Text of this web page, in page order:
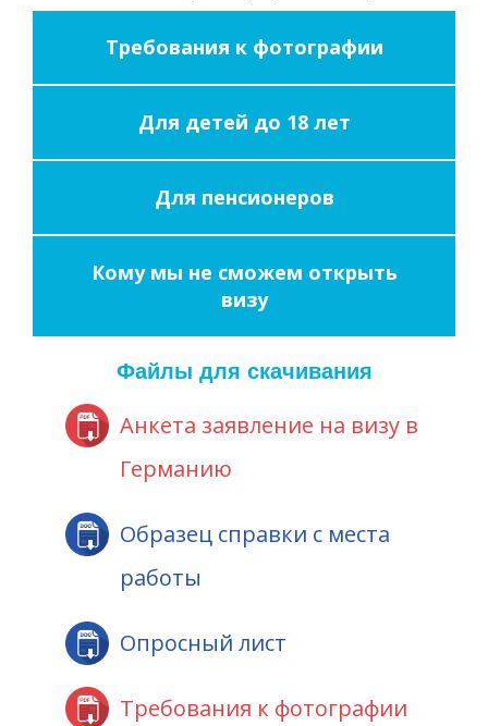
Требования к фотографии
Для детей до 18 лет
Для пенсионеров
Кому мы не сможем открыть
визу
Файлы для скачивания
Анкета заявление на визу в
Германию
Образец справки с места
работы
Опросный лист
Требования к фотографии